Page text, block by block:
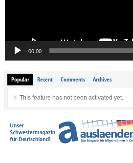
00:00
Popular Recent Comments Archives
This feature has not been activated yet.